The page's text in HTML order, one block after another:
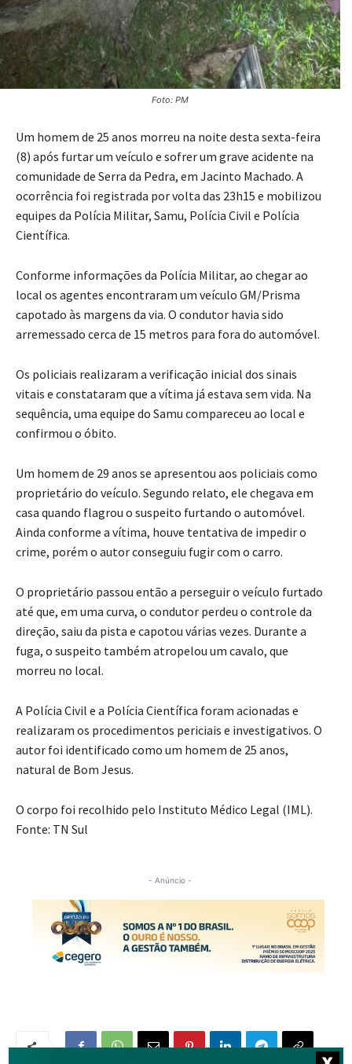
Foto: PM
Um homem de 25 anos morreu na noite desta sexta-feira
(8) após furtar um veículo e sofrer um grave acidente na
comunidade de Serra da Pedra, em Jacinto Machado. A
ocorrência foi registrada por volta das 23h15 e mobilizou
equipes da Polícia Militar, Samu, Polícia Civil e Polícia
Científica.
Conforme informações da Polícia Militar, ao chegar ao
local os agentes encontraram um veículo GM/Prisma
capotado às margens da via. O condutor havia sido
arremessado cerca de 15 metros para fora do automóvel.
Os policiais realizaram a verificação inicial dos sinais
vitais e constataram que a vítima já estava sem vida. Na
sequência, uma equipe do Samu compareceu ao local e
confirmou o óbito.
Um homem de 29 anos se apresentou aos policiais como
proprietário do veículo. Segundo relato, ele chegava em
casa quando flagrou o suspeito furtando o automóvel.
Ainda conforme a vítima, houve tentativa de impedir o
crime, porém o autor conseguiu fugir com o carro.
O proprietário passou então a perseguir o veículo furtado
até que, em uma curva, o condutor perdeu o controle da
direção, saiu da pista e capotou várias vezes. Durante a
fuga, o suspeito também atropelou um cavalo, que
morreu no local.
A Polícia Civil e a Polícia Científica foram acionadas e
realizaram os procedimentos periciais e investigativos. O
autor foi identificado como um homem de 25 anos,
natural de Bom Jesus.
O corpo foi recolhido pelo Instituto Médico Legal (IML).
Fonte: TN Sul
- Anúncio -